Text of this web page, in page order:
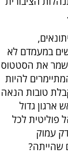
במעמדם לא
את הסטטוס
להיות
טובות הנאה
ארגון גדול
פוליטית לכל
עמוק
שהייתה?